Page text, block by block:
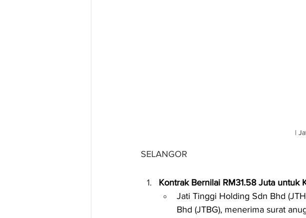
|
SELANGOR
Kontrak Bernilai RM31.58 Juta untuk
Jati Tinggi Holding Sdn Bhd
Bhd (JTBG), menerima surat